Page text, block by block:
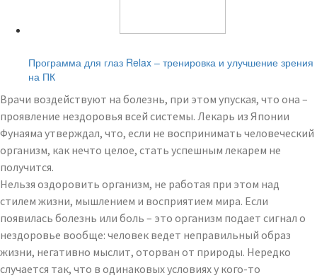
Программа для глаз Relax – тренировка и улучшение зрения
на ПК
Врачи воздействуют на болезнь, при этом упуская, что она –
проявление нездоровья всей системы. Лекарь из Японии
Фунаяма утверждал, что, если не воспринимать человеческий
организм, как нечто целое, стать успешным лекарем не
получится.
Нельзя оздоровить организм, не работая при этом над
стилем жизни, мышлением и восприятием мира. Если
появилась болезнь или боль – это организм подает сигнал о
нездоровье вообще: человек ведет неправильный образ
жизни, негативно мыслит, оторван от природы. Нередко
случается так, что в одинаковых условиях у кого-то